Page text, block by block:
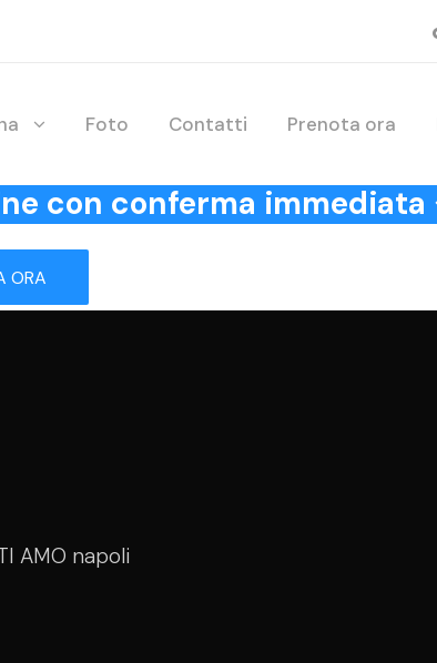
Foto Contatti Prenota ora
con conferma
ORA
AMO napoli